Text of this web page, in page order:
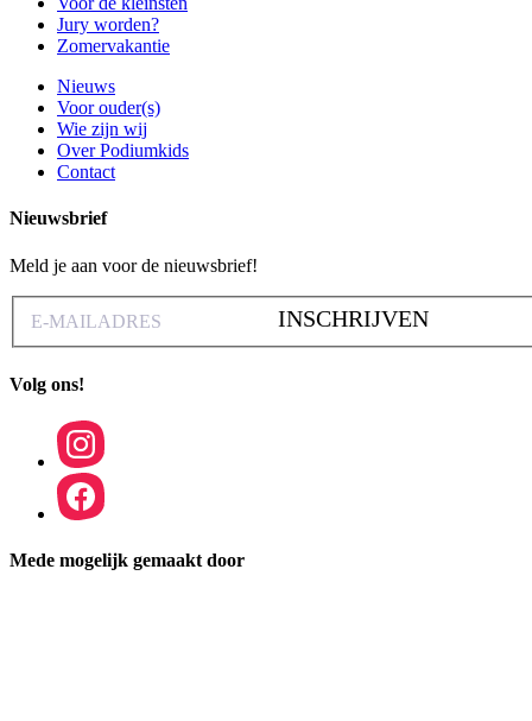
Jury worden?
Zomervakantie
Nieuws
Voor ouder(s)
Wie zijn wij
Over Podiumkids
Contact
Nieuwsbrief
Meld je aan voor de nieuwsbrief!
INSCHRIJVEN
Volg ons!
Mede mogelijk gemaakt door